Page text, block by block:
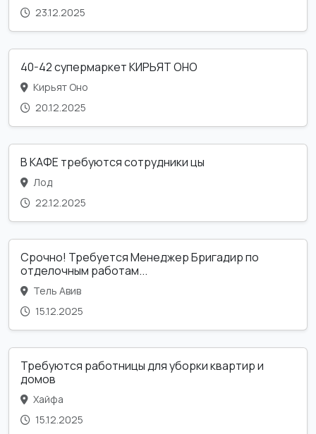
23.12.2025
40-42 супермаркет КИРЬЯТ ОНО
Кирьят Оно
20.12.2025
В КАФЕ требуются сотрудники цы
Лод
22.12.2025
Срочно! Требуется Менеджер Бригадир по
отделочным работам...
Тель Авив
15.12.2025
Требуются работницы для уборки квартир и
домов
Хайфа
15.12.2025